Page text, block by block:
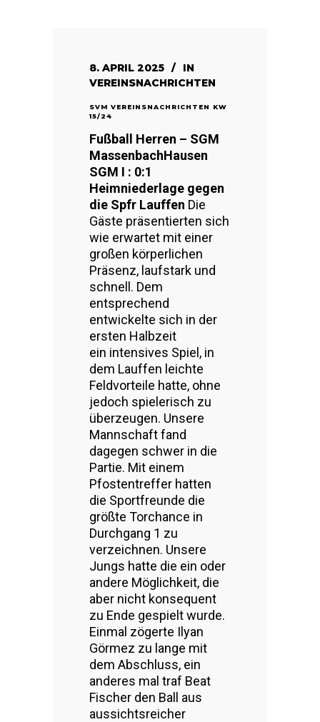
8. APRIL 2025
IN
VEREINSNACHRICHTEN
SVM VEREINSNACHRICHTEN KW
15/24
Fußball Herren – SGM
MassenbachHausen
SGM I : 0:1
Heimniederlage gegen
die Spfr Lauffen Die
Gäste präsentierten sich
wie erwartet mit einer
großen körperlichen
Präsenz, laufstark und
schnell. Dem
entsprechend
entwickelte sich in der
ersten Halbzeit
ein intensives Spiel, in
dem Lauffen leichte
Feldvorteile hatte, ohne
jedoch spielerisch zu
überzeugen. Unsere
Mannschaft fand
dagegen schwer in die
Partie. Mit einem
Pfostentreffer hatten
die Sportfreunde die
größte Torchance in
Durchgang 1 zu
verzeichnen. Unsere
Jungs hatte die ein oder
andere Möglichkeit, die
aber nicht konsequent
zu Ende gespielt wurde.
Einmal zögerte Ilyan
Görmez zu lange mit
dem Abschluss, ein
anderes mal traf Beat
Fischer den Ball aus
aussichtsreicher